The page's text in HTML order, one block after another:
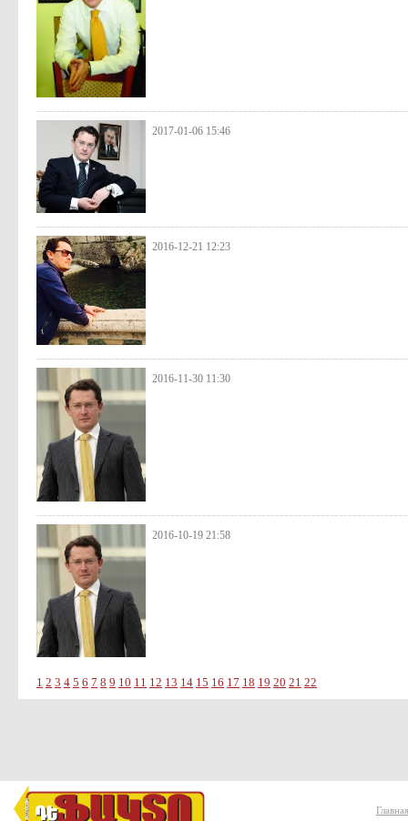
2017-01-06 15:46
2016-12-21 12:23
2016-11-30 11:30
2016-10-19 21:58
1 2 3 4 5 6 7 8 9 10 11 12 13 14 15 16 17 18 19 20 21 22
Главная